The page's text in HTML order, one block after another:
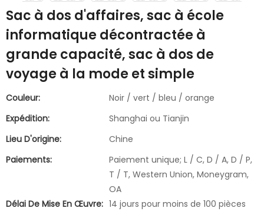
Sac à dos d'affaires, sac à école
informatique décontractée à
grande capacité, sac à dos de
voyage à la mode et simple
Couleur:
Noir / vert / bleu / orange
Expédition:
Shanghai ou Tianjin
Lieu D'origine:
Chine
Paiements:
Paiement unique; L / C, D / A, D / P,
T / T, Western Union, Moneygram,
OA
Délai De Mise En Œuvre: 14 jours pour moins de 100 pièces